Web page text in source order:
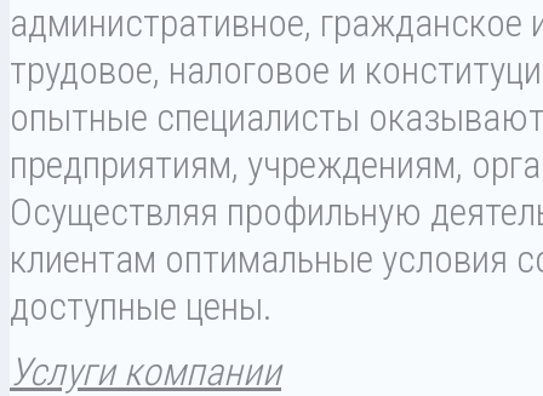
административное,
трудовое, налоговое и
опытные специалисты
предприятиям, учреждениям,
Осуществляя профильную
клиентам оптимальные условия
доступные цены.
Услуги компании